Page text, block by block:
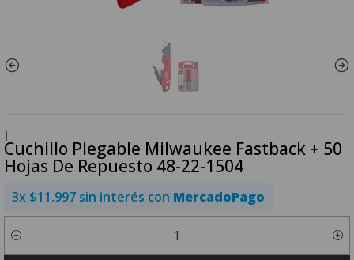
|
Cuchillo Plegable Milwaukee Fastback + 50
Hojas De Repuesto 48-22-1504
3x $11.997 sin interés con MercadoPago
Cantidad